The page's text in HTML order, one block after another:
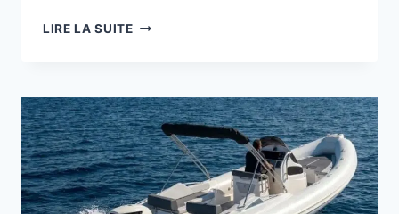
LIRE LA SUITESALENTO
:
CE
QUE
DIT
LE
MARCHÉ